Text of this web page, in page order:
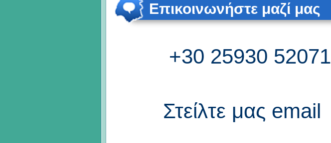
Επικοινωνήστε μαζί μας
+30 25930 52071
Στείλτε μας email